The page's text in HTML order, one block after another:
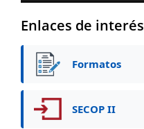
Enlaces de interés
Formatos
SECOP II